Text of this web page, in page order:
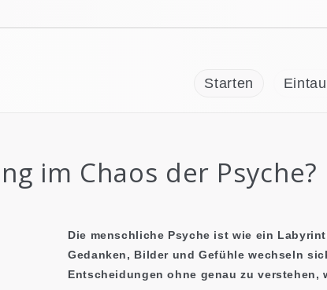
Starten
im Chaos der Psyche?
Die menschliche Psyche ist wie ein
Gedanken, Bilder und Gefühle wechseln
Entscheidungen ohne genau zu verstehen,